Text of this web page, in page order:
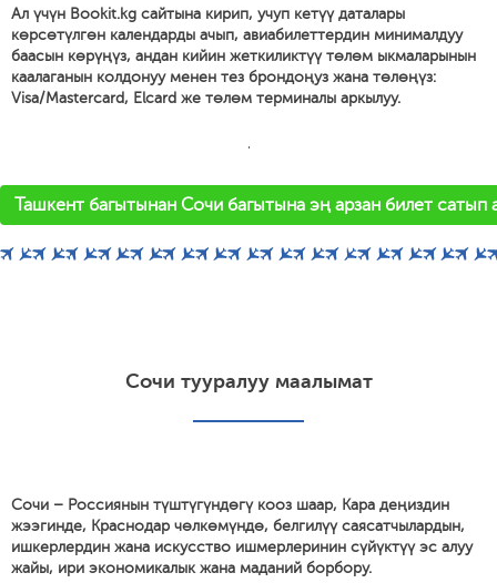
Ал үчүн Bookit.kg сайтына кирип, учуп кетүү даталары
көрсөтүлгөн календарды ачып, авиабилеттердин минималдуу
баасын көрүңүз, андан кийин жеткиликтүү төлөм ыкмаларынын
каалаганын колдонуу менен тез брондоңуз жана төлөңүз:
Visa/Mastercard, Elcard же төлөм терминалы аркылуу.
'
Ташкент багытынан Сочи багытына эң арзан билет сатып
Сочи тууралуу маалымат
Сочи – Россиянын түштүгүндөгү кооз шаар, Кара деңиздин
жээгинде, Краснодар чөлкөмүндө, белгилүү саясатчылардын,
ишкерлердин жана искусство ишмерлеринин сүйүктүү эс алуу
жайы, ири экономикалык жана маданий борбору.